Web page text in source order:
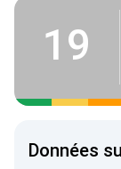
19
Données